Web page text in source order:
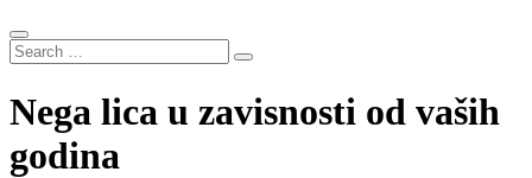
Nega lica u zavisnosti od vaših
godina